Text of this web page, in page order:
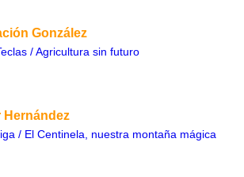
González
/ Agricultura sin futuro
Hernández
/ El Centinela, nuestra montaña mágica